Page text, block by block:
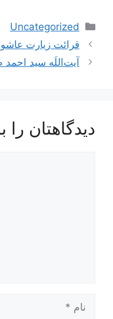
دسته‌ها
Uncategorized
ناوبری
نوشته‌ها
قرائت زیارت
آیت‌اللَه سید احمد
دیدگاهتان را